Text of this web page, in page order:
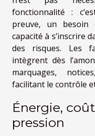
fonctionnalité :
preuve, un besoin
capacité à s’inscrire
des risques. Les
intègrent dès
marquages,
facilitant le contrôle
Énergie,
pression